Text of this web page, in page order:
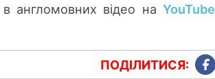
в англомовних відео на YouTube
ПОДІЛИТИСЯ: